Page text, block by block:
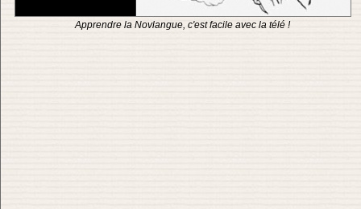
Apprendre la Novlangue, c'est facile avec la télé !